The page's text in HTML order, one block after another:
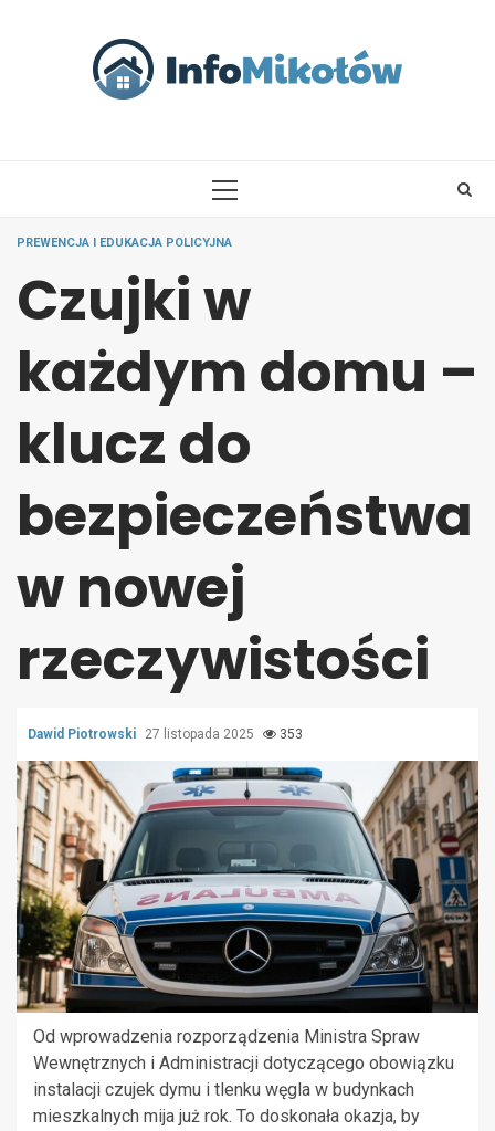
PRIMARY
PREWENCJA I EDUKACJA POLICYJNA
Czujki w
każdym domu –
klucz do
bezpieczeństwa
w nowej
rzeczywistości
Dawid Piotrowski 27 listopada 2025 353
Od wprowadzenia rozporządzenia Ministra Spraw
Wewnętrznych i Administracji dotyczącego obowiązku
instalacji czujek dymu i tlenku węgla w budynkach
mieszkalnych mija już rok. To doskonała okazja, by